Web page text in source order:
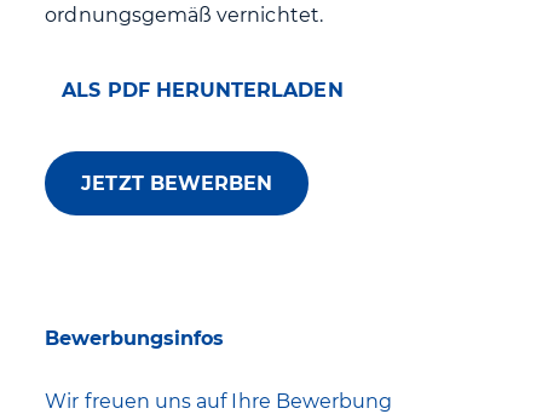
ordnungsgemäß vernichtet.
ALS PDF HERUNTERLADEN
JETZT BEWERBEN
Bewerbungsinfos
Wir freuen uns auf Ihre Bewerbung